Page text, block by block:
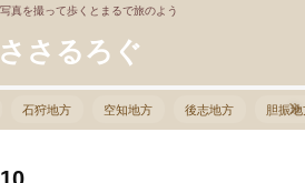
真を撮って歩くとまるで旅のよう
さるろぐ
石狩地方 空知地方 後志地方 胆振